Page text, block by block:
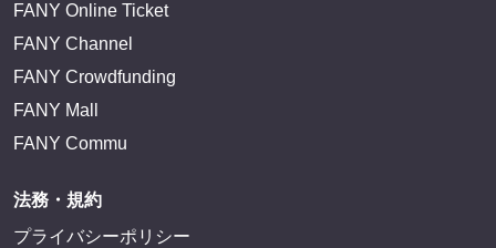
FANY Online Ticket
FANY Channel
FANY Crowdfunding
FANY Mall
FANY Commu
法務・規約
プライバシーポリシー